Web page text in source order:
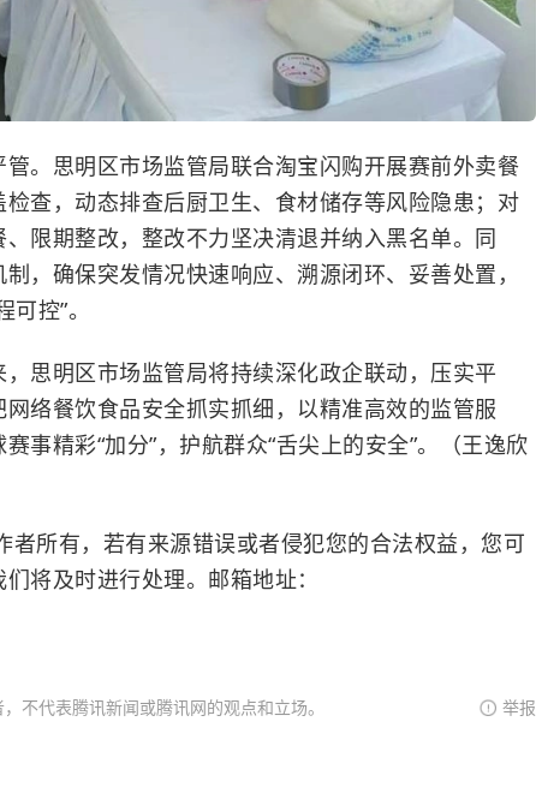
。思明区市场监管局联合淘宝闪购开展赛前外卖餐
查，动态排查后厨卫生、食材储存等风险隐患；对
限期整改，整改不力坚决清退并纳入黑名单。同
，确保突发情况快速响应、溯源闭环、妥善处置，
控”。
思明区市场监管局将持续深化政企联动，压实平
络餐饮食品安全抓实抓细，以精准高效的监管服
事精彩“加分”，护航群众“舌尖上的安全”。（王逸欣
有，若有来源错误或者侵犯您的合法权益，您可
将及时进行处理。邮箱地址：
不代表腾讯新闻或腾讯网的观点和立场。 举报